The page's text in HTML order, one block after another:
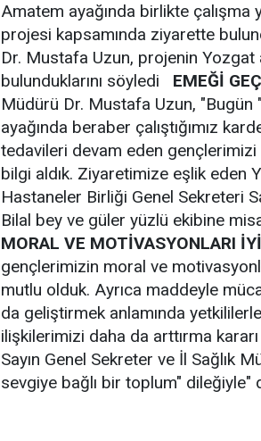
Amatem ayağında birlikte
projesi kapsamında ziyarette
Dr. Mustafa Uzun, projenin Yozgat
bulunduklarını söyledi EMEĞİ
Müdürü Dr. Mustafa Uzun,
ayağında beraber çalıştığımız
tedavileri devam eden
bilgi aldık. Ziyaretimize eşlik eden
Hastaneler Birliği Genel Sekreteri
Bilal bey ve güler yüzlü ekibine
MORAL VE MOTİVASYONLARI
gençlerimizin moral ve
mutlu olduk. Ayrıca maddeyle
da geliştirmek anlamında
ilişkilerimizi daha da arttırma
Sayın Genel Sekreter ve İl Sağlık
sevgiye bağlı bir toplum" dileğiyle"